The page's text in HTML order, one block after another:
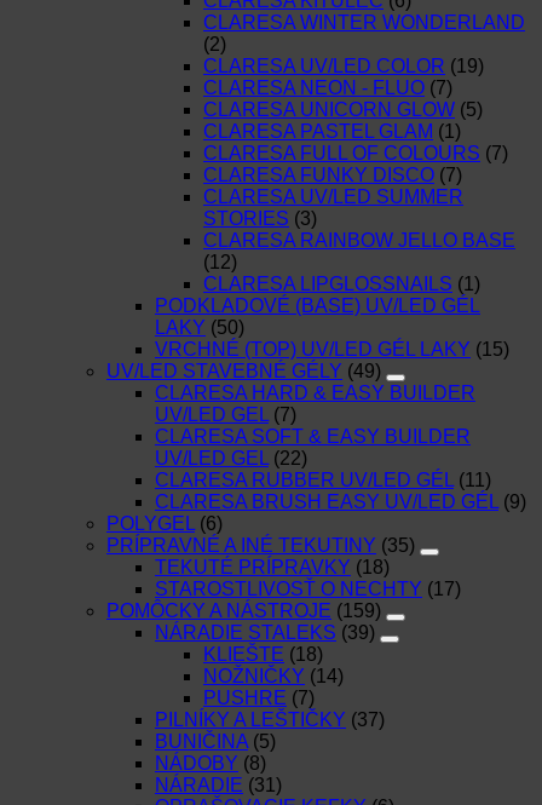
CLARESA WINTER WONDERLAND
(2)
CLARESA UV/LED COLOR (19)
CLARESA NEON - FLUO (7)
CLARESA UNICORN GLOW (5)
CLARESA PASTEL GLAM (1)
CLARESA FULL OF COLOURS (7)
CLARESA FUNKY DISCO (7)
CLARESA UV/LED SUMMER
STORIES (3)
CLARESA RAINBOW JELLO BASE
(12)
CLARESA LIPGLOSSNAILS (1)
PODKLADOVÉ (BASE) UV/LED GÉL
LAKY (50)
VRCHNÉ (TOP) UV/LED GÉL LAKY (15)
UV/LED STAVEBNÉ GÉLY (49)
CLARESA HARD & EASY BUILDER
UV/LED GEL (7)
CLARESA SOFT & EASY BUILDER
UV/LED GEL (22)
CLARESA RUBBER UV/LED GÉL (11)
CLARESA BRUSH EASY UV/LED GÉL (9)
POLYGEL (6)
PRÍPRAVNÉ A INÉ TEKUTINY (35)
TEKUTÉ PRÍPRAVKY (18)
STAROSTLIVOSŤ O NECHTY (17)
POMÔCKY A NÁSTROJE (159)
NÁRADIE STALEKS (39)
KLIEŠTE (18)
NOŽNIČKY (14)
PUSHRE (7)
PILNÍKY A LEŠTIČKY (37)
BUNIČINA (5)
NÁDOBY (8)
NÁRADIE (31)